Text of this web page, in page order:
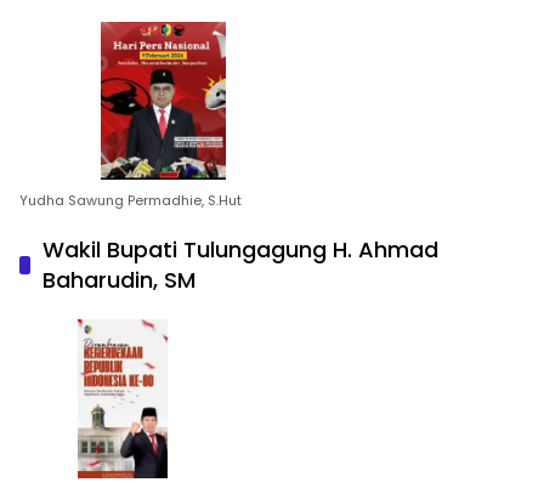
Yudha Sawung Permadhie, S.Hut
Wakil Bupati Tulungagung H. Ahmad
Baharudin, SM